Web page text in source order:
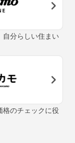
自分らしい住まい
格のチェックに役